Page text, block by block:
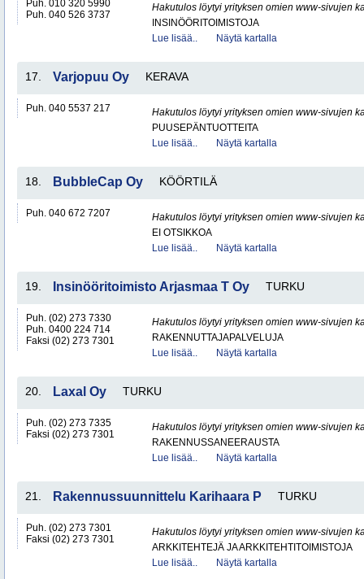
Puh. 010 320 5990
Puh. 040 526 3737
Hakutulos löytyi yrityksen omien www-sivujen
INSINÖÖRITOIMISTOJA
Lue lisää..
Näytä kartalla
17. Varjopuu Oy KERAVA
Puh. 040 5537 217
Hakutulos löytyi yrityksen omien www-sivujen
PUUSEPÄNTUOTTEITA
Lue lisää..
Näytä kartalla
18. BubbleCap Oy KÖÖRTILÄ
Puh. 040 672 7207
Hakutulos löytyi yrityksen omien www-sivujen
EI OTSIKKOA
Lue lisää..
Näytä kartalla
19. Insinööritoimisto Arjasmaa T Oy TURKU
Puh. (02) 273 7330
Puh. 0400 224 714
Faksi (02) 273 7301
Hakutulos löytyi yrityksen omien www-sivujen
RAKENNUTTAJAPALVELUJA
Lue lisää..
Näytä kartalla
20. Laxal Oy TURKU
Puh. (02) 273 7335
Faksi (02) 273 7301
Hakutulos löytyi yrityksen omien www-sivujen
RAKENNUSSANEERAUSTA
Lue lisää..
Näytä kartalla
21. Rakennussuunnittelu Karihaara P TURKU
Puh. (02) 273 7301
Faksi (02) 273 7301
Hakutulos löytyi yrityksen omien www-sivujen
ARKKITEHTEJÄ JA ARKKITEHTITOIMISTOJA
Lue lisää..
Näytä kartalla